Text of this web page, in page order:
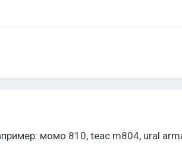
момо 810, teac m804, ural